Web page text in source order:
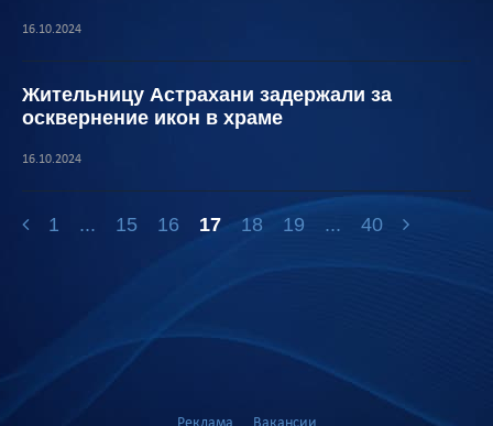
16.10.2024
Жительницу Астрахани задержали за
осквернение икон в храме
16.10.2024
1 ... 15 16 17 18 19 ... 40